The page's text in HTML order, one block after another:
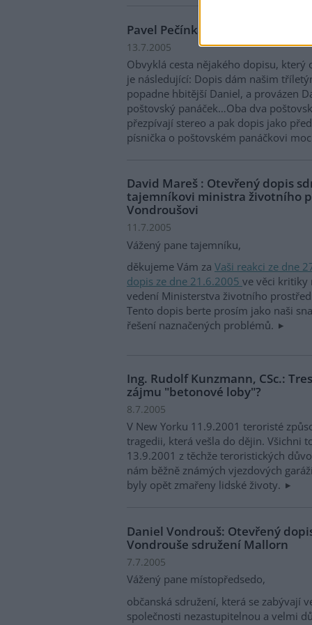
Pavel Pečínka: Zelení ze Země a
13.7.2005
Obvyklá cesta nějakého dopisu, který
je následující: Dopis dám našim
popadne hbitější Daniel, a provázen
poštovský panáček…Oba dva
přezpívají stereo a pak dopis jako
písnička o poštovském panáčkovi
David Mareš : Otevřený dopis
tajemníkovi ministra životního
Vondroušovi
11.7.2005
Vážený pane tajemníku,
děkujeme Vám za Vaši reakci ze dne
dopis ze dne 21.6.2005 ve věci kritiky
vedení Ministerstva životního
Tento dopis berte prosím jako naši
řešení naznačených problémů.
Ing. Rudolf Kunzmann, CSc.:
zájmu "betonové loby"?
8.7.2005
V New Yorku 11.9.2001 teroristé
tragedii, která vešla do dějin. Všichni
13.9.2001 z těchže teroristických
nám běžně známých vjezdových
byly opět zmařeny lidské životy.
Daniel Vondrouš: Otevřený
Vondrouše sdružení Mallorn
7.7.2005
Vážený pane místopředsedo,
občanská sdružení, která se zabývají
společnosti nezastupitelnou a velmi